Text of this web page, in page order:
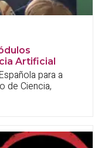
Artificial
para a
de Ciencia,